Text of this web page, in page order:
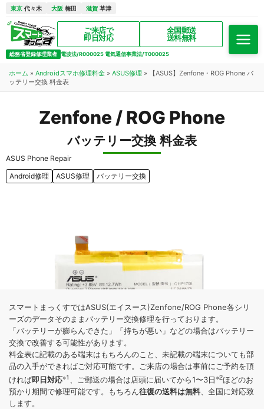
東京 代々木 大阪 梅田 滋賀 草津
ご来店で
即日対応
全国郵送
送料無料
総務省登録修理業者 電波法/R000025 電気通信事業法/T000025
ホーム » Androidスマホ修理料金 » ASUS修理 »
【ASUS】Zenfone・ROG Phone バ
ッテリー交換 料金表
Zenfone / ROG Phone
バッテリー交換 料金表
ASUS Phone Repair
Android修理
ASUS修理 バッテリー交換
スマートまっくすではASUS(エイスース)Zenfone/ROG Phone各シリ
ーズのデータそのままバッテリー交換修理を行っております。
「バッテリーが膨らんできた」「持ちが悪い」などの場合はバッテリー
交換で改善する可能性があります。
料金表に記載のある端末はもちろんのこと、未記載の端末についても部
品の入手ができればご対応可能です。ご来店の場合は事前にご予約を頂
ければ即日対応※1 、ご郵送の場合は店頭に届いてから1〜3日※2ほどのお
預かり期間で修理可能です。もちろん往復の送料は無料、全国に対応致
します。